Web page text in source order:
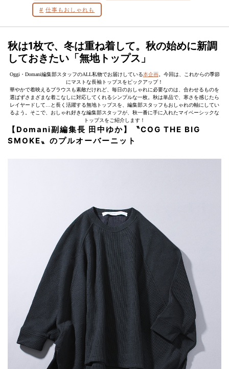
仕事もおしゃれも
秋は1枚で、冬は重ね着して。秋の始めに新調
しておきたい「無地トップス」
Oggi・Domani編集部スタッフのALL私物でお届けしている本企画。今回は、これからの季節
にマストな長袖トップスをピックアップ！
華やかで着映えるブラウスも素敵だけれど、毎日のおしゃれに必要なのは、合わせるものを
選ばずさまざまな着こなしに対応してくれるシンプルな一枚。秋は単品で、寒さを感じたら
レイヤードして…と長く活躍する無地トップスを、編集部スタッフもおしゃれの軸にしてい
るよう。そこで、おしゃれ好きな編集部スタッフが、秋一番に手に入れたマイベーシックな
トップスをご紹介します！
【Domani副編集長 田中ゆか】〝COG THE BIG
SMOKE〟のプルオーバーニット